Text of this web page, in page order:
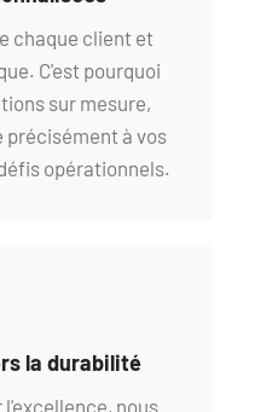
chaque client et
C'est pourquoi
sur mesure,
précisément à vos
opérationnels.
la durabilité
nous